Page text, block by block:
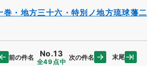
・地方三十六・特別ノ地方琉球藩二
前の件名 No.13
全49点中
次の件名 末尾